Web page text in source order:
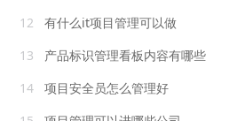
12
有什么it项目管理可以做
13
产品标识管理看板内容有哪些
14
项目安全员怎么管理好